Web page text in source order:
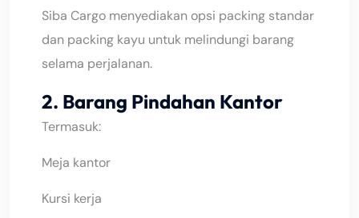
Siba Cargo menyediakan opsi packing standar
dan packing kayu untuk melindungi barang
selama perjalanan.
2. Barang Pindahan Kantor
Termasuk:
Meja kantor
Kursi kerja